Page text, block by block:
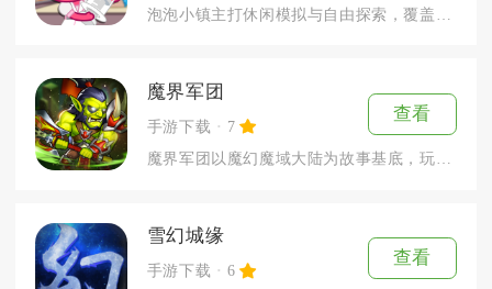
魔界军团
手游下载 7
查看
魔界军团以魔幻魔域大陆为故事基底，玩家化身领地领主收集百余种...
雪幻城缘
手游下载 6
查看